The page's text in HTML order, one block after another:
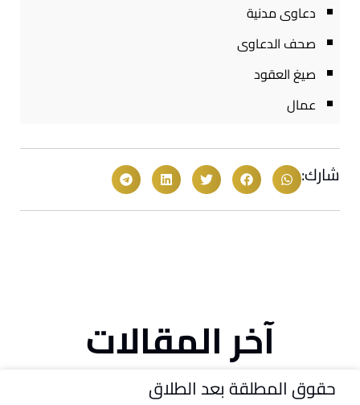
دعاوى مدنية
صحف الدعاوى
صيغ العقود
عمال
شارك:
آخر المقالات
حقوق المطلقة بعد الطلاق